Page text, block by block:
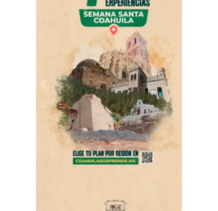
Sustentable, a través del Centro de Bienestar de Seres
Sintientes, informó que el horario de atención es de 9:00
de la mañana a 1:00 de la tarde.
La Jornada de Atención para Seres Sintientes estará
vigente esta semana hasta el viernes 7 de agosto.
Para el servicio de esterilización es necesario separar su
lugar en el teléfono 844-881-97-35 y tiene un costo de
recuperación de 203 pesos.
Es necesario llevar a los seres sintientes con 8 horas de
ayuno (sin agua ni alimentos). En el caso de gatos llevar
transportadora y cobija, y de los perros correa y cobija.
Cabe destacar que no incluye los medicamentos